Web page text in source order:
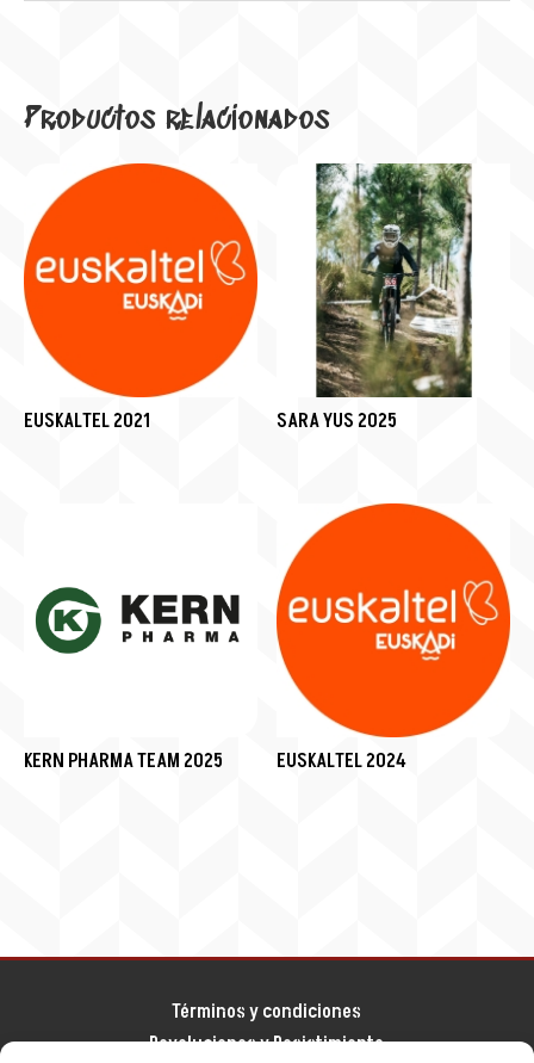
Productos relacionados
EUSKALTEL 2021 SARA YUS 2025
KERN PHARMA TEAM 2025 EUSKALTEL 2024
Términos y condiciones
Devoluciones y Desistimiento